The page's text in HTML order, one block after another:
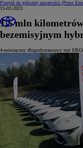
Przejdź do głównej zawartości (Press
15-02-2023
1,5 mln
bezemisyjnym
4-miesięczny długodystansowy test